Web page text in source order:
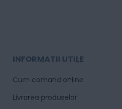
INFORMATII UTILE
Cum comand online
Livrarea produselor